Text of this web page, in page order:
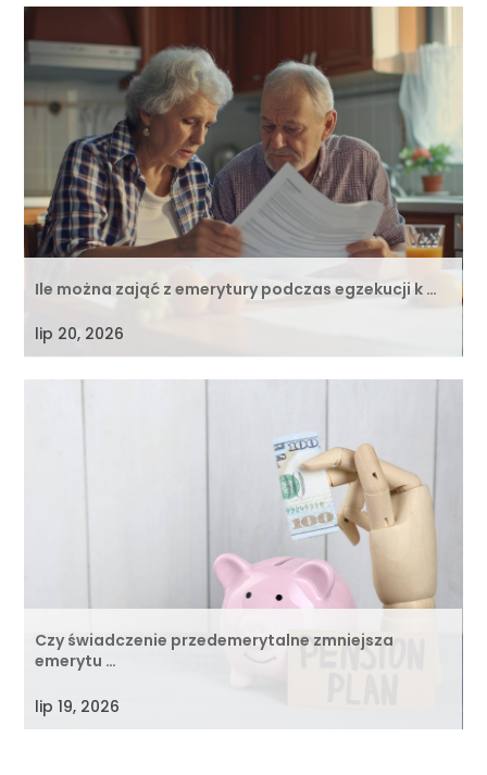
Ile można zająć z emerytury podczas egzekucji k …
lip 20, 2026
Czy świadczenie przedemerytalne zmniejsza
emerytu …
lip 19, 2026